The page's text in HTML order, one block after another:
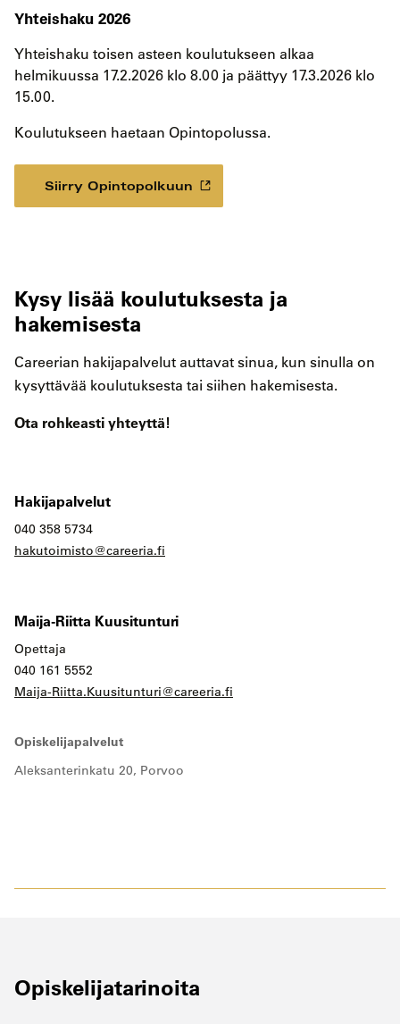
Yhteishaku 2026
Yhteishaku toisen asteen koulutukseen alkaa
helmikuussa 17.2.2026 klo 8.00 ja päättyy 17.3.2026 klo
15.00.
Koulutukseen haetaan Opintopolussa.
Siirry Opintopolkuun
Kysy lisää koulutuksesta ja
hakemisesta
Careerian hakijapalvelut auttavat sinua, kun sinulla on
kysyttävää koulutuksesta tai siihen hakemisesta.
Ota rohkeasti yhteyttä!
Hakijapalvelut
040 358 5734
hakutoimisto@careeria.fi
Maija-Riitta Kuusitunturi
Opettaja
040 161 5552
Maija-Riitta.Kuusitunturi@careeria.fi
Opiskelijapalvelut
Aleksanterinkatu 20, Porvoo
Opiskelijatarinoita